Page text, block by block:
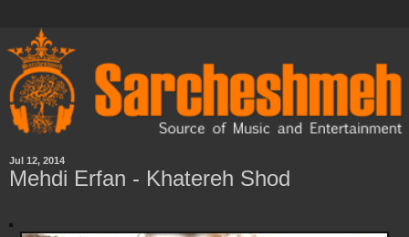
Jul 12, 2014
Mehdi Erfan - Khatereh Shod